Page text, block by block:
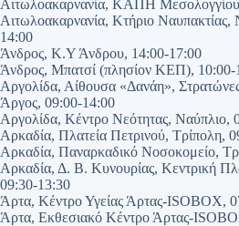
Αιτωλοακαρνανία, ΚΑΠΗ
Αιτωλοακαρνανία, Κτήριο
14:00
Άνδρος, Κ.Υ Άνδρου, 14:00-17:00
Άνδρος, Μπατσί (πλησίον ΚΕΠ), 10:00-
Αργολίδα, Αίθουσα «Δανάη»,
Άργος, 09:00-14:00
Αργολίδα, Κέντρο Νεότητας, Ναύπλιο,
Αρκαδία, Πλατεία Πετρινού, Τρίπολη,
Αρκαδία, Παναρκαδικό Νοσοκομείο,
Αρκαδία, Δ. Β. Κυνουρίας, Κεντρική
09:30-13:30
Άρτα, Κέντρο Υγείας Άρτας-ISOBOX,
Άρτα, Εκθεσιακό Κέντρο Άρτας-